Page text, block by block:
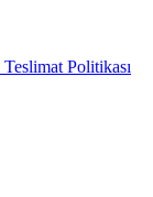
Teslimat Politikası